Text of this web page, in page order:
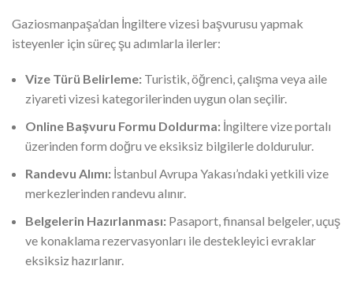
Gaziosmanpaşa’dan İngiltere vizesi başvurusu yapmak
isteyenler için süreç şu adımlarla ilerler:
Vize Türü Belirleme: Turistik, öğrenci, çalışma veya aile
ziyareti vizesi kategorilerinden uygun olan seçilir.
Online Başvuru Formu Doldurma: İngiltere vize portalı
üzerinden form doğru ve eksiksiz bilgilerle doldurulur.
Randevu Alımı: İstanbul Avrupa Yakası’ndaki yetkili vize
merkezlerinden randevu alınır.
Belgelerin Hazırlanması: Pasaport, finansal belgeler, uçuş
ve konaklama rezervasyonları ile destekleyici evraklar
eksiksiz hazırlanır.